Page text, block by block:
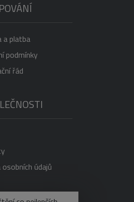
a platba
podmínky
řád
osobních údajů